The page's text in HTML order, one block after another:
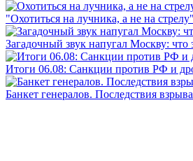
"Охотиться на лучника, а не на
Загадочный звук напугал Москву: что
Итоги 06.08: Санкции против РФ и
Банкет генералов. Последствия